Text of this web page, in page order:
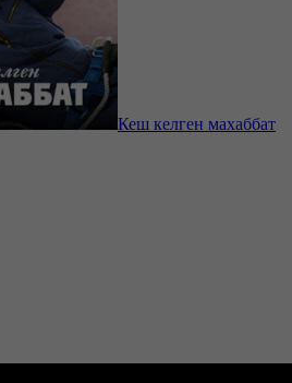
Кеш келген махаббат